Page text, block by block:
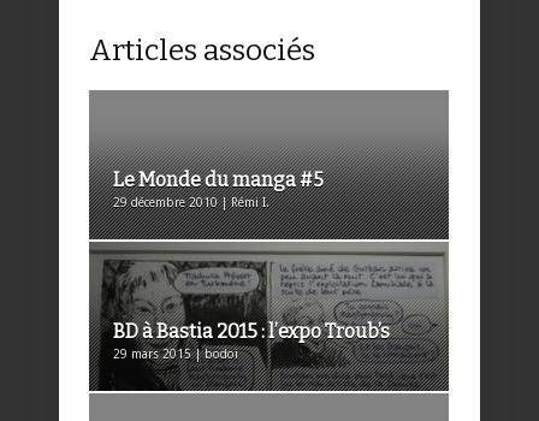
Articles associés
Le Monde du manga #5
29 décembre 2010 | Rémi I.
BD à Bastia 2015 : l’expo Troub’s
29 mars 2015 | bodoi